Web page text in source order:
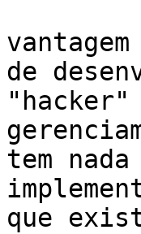
de
tem
que